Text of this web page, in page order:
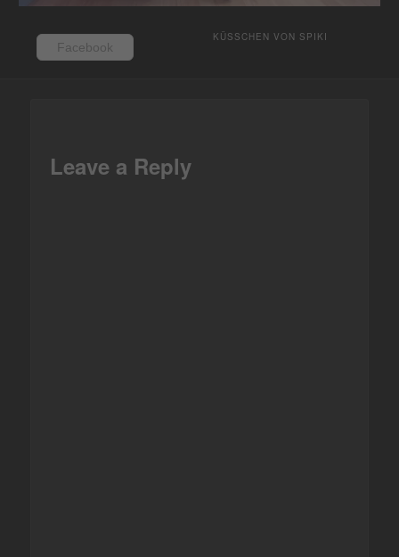
Facebook
KÜSSCHEN VON SPIKI
Leave a Reply